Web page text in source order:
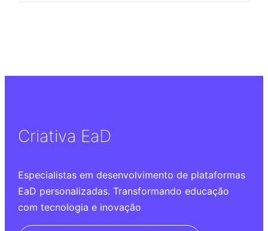
Criativa EaD
Especialistas em desenvolvimento de plataformas
EaD personalizadas. Transformando educação
com tecnologia e inovação